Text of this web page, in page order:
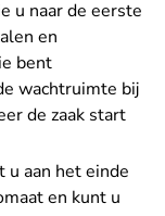
u naar de eerste
en
bent
wachtruimte bij
de zaak start
u aan het einde
en kunt u